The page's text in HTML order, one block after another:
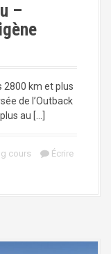
–
2800 km et plus
de l’Outback
au […]
cours
Écrire